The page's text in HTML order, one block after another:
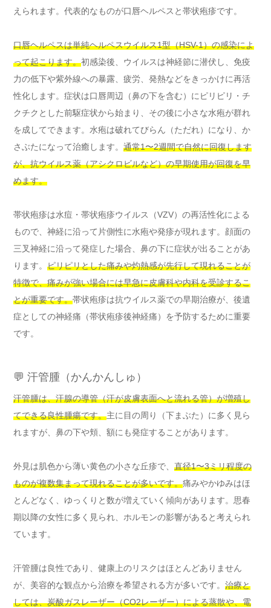
えられます。代表的なものが口唇ヘルペスと帯状疱疹です。
口唇ヘルペスは単純ヘルペスウイルス1型（HSV-1）の感染によ
って起こります。初感染後、ウイルスは神経節に潜伏し、免疫
力の低下や紫外線への暴露、疲労、発熱などをきっかけに再活
性化します。症状は口唇周辺（鼻の下を含む）にピリピリ・チ
クチクとした前駆症状から始まり、その後に小さな水疱が群れ
を成してできます。水疱は破れてびらん（ただれ）になり、か
さぶたになって治癒します。 通常1〜2週間で自然に回復します
が、抗ウイルス薬（アシクロビルなど）の早期使用が回復を早
めます。
帯状疱疹は水痘・帯状疱疹ウイルス（VZV）の再活性化による
もので、神経に沿って片側性に水疱や発疹が現れます。顔面の
三叉神経に沿って発症した場合、鼻の下に症状が出ることがあ
ります。 ピリピリとした痛みや灼熱感が先行して現れることが
特徴で、痛みが強い場合には早急に皮膚科や内科を受診するこ
とが重要です。帯状疱疹は抗ウイルス薬での早期治療が、後遺
症としての神経痛（帯状疱疹後神経痛）を予防するために重要
です。
💬 汗管腫（かんかんしゅ）
汗管腫は、汗腺の導管（汗が皮膚表面へと流れる管）が増殖し
てできる良性腫瘍です。主に目の周り（下まぶた）に多く見ら
れますが、鼻の下や頬、額にも発症することがあります。
外見は肌色から薄い黄色の小さな丘疹で、 直径1〜3ミリ程度の
ものが複数集まって現れることが多いです。痛みやかゆみはほ
とんどなく、ゆっくりと数が増えていく傾向があります。思春
期以降の女性に多く見られ、ホルモンの影響があると考えられ
ています。
汗管腫は良性であり、健康上のリスクはほとんどありません
が、美容的な観点から治療を希望される方が多いです。 治療と
しては、炭酸ガスレーザー（CO2レーザー）による蒸散や、電